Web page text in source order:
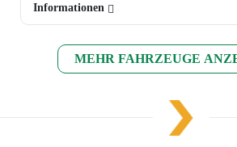
Informationen
MEHR FAHRZEUGE